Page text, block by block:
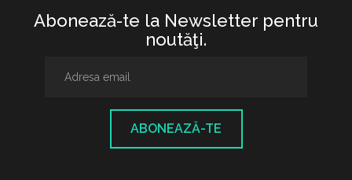
Abonează-te la Newsletter pentru
noutăţi.
ABONEAZĂ-TE